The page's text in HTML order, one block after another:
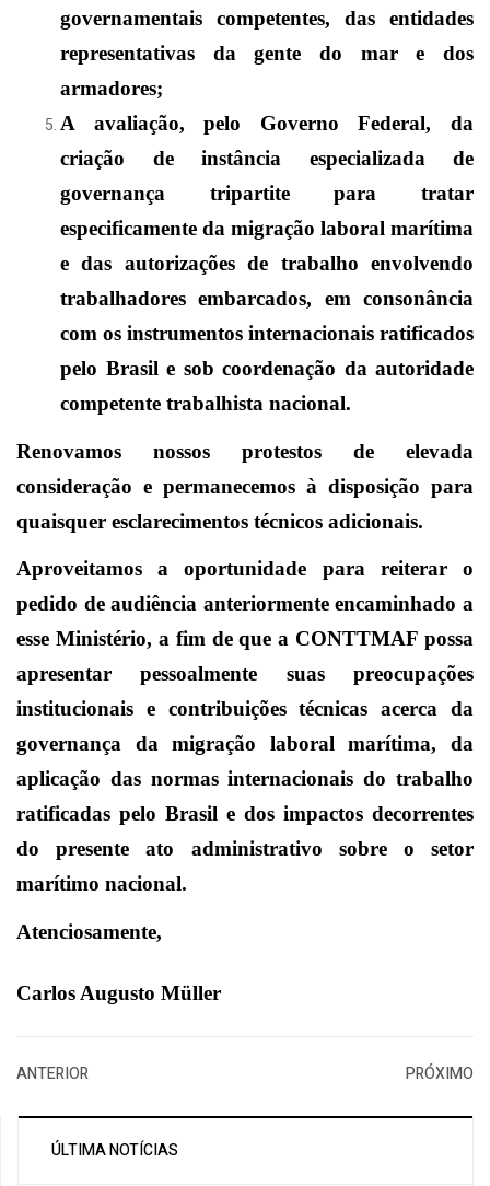
governamentais competentes, das entidades
representativas da gente do mar e dos
armadores;
A avaliação, pelo Governo Federal, da
criação de instância especializada de
governança tripartite para tratar
especificamente da migração laboral marítima
e das autorizações de trabalho envolvendo
trabalhadores embarcados, em consonância
com os instrumentos internacionais ratificados
pelo Brasil e sob coordenação da autoridade
competente trabalhista nacional.
Renovamos nossos protestos de elevada
consideração e permanecemos à disposição para
quaisquer esclarecimentos técnicos adicionais.
Aproveitamos a oportunidade para reiterar o
pedido de audiência anteriormente encaminhado a
esse Ministério, a fim de que a CONTTMAF possa
apresentar pessoalmente suas preocupações
institucionais e contribuições técnicas acerca da
governança da migração laboral marítima, da
aplicação das normas internacionais do trabalho
ratificadas pelo Brasil e dos impactos decorrentes
do presente ato administrativo sobre o setor
marítimo nacional.
Atenciosamente,
Carlos Augusto Müller
ANTERIOR PRÓXIMO
ÚLTIMA NOTÍCIAS